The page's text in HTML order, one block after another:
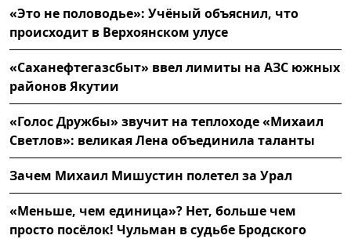
«Это не половодье»: Учёный объяснил, что
происходит в Верхоянском улусе
«Саханефтегазсбыт» ввел лимиты на АЗС южных
районов Якутии
«Голос Дружбы» звучит на теплоходе «Михаил
Светлов»: великая Лена объединила таланты
Зачем Михаил Мишустин полетел за Урал
«Меньше, чем единица»? Нет, больше чем
просто посёлок! Чульман в судьбе Бродского